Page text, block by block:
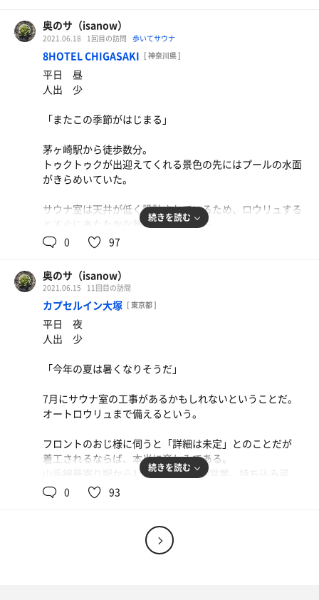
笑顔で帰っていく先で、あるいは笑顔で入ってくる前に
「朝日湯」があったことのつながりを感じずにはいられな
い。
交換する。不思議な動線に思えるが、それもここだけでの
景色だ。
誰にも出会わない。カプセルゾーンはしっかりと利用され
ているようだけど。
寝転んでもいい。誰もいないんだから！
梅酒を買ってきていたのを思い出した。
3階の親戚の家にあるようなソファと机のある喫煙所で梅
酒を飲むと、まるで実家みたいだ。
子どものころ、祖母が毎年梅酒を漬けていた。
祖父がおいしそうに飲んでいた。
僕はシワシワになる手前の梅をお酒の中から選抜して、よ
った。
当然ながら祖父によく注意された。当然だ。子どもだった
し、なにより梅酒の味が変わってしまうから。
真夏の入道雲とセミの声を振り切って家に帰ってきた昼下
がり。
祖父母は2階の部屋で涼んでいる。
そっと階段の下から梅酒の瓶を取り出し、梅をつまんで、
噛んだ。「カリッ」と音がした。
階段の中腹に腰掛けながら「好きなんやなあ」と祖母は笑
った。
僕は湯島で梅酒を飲み終えた。瓶の中の梅をかじる。
あの音は聞こえなかった。
歩いた距離 4 km
奥のサ（isanow）
2021.06.18 1回目の訪問 歩いてサウナ
8HOTEL CHIGASAKI [ 神奈川県 ]
平日 昼
人出 少
「またこの季節がはじまる」
茅ヶ崎駅から徒歩数分。
トゥクトゥクが出迎えてくれる景色の先にはプールの水面
がきらめいていた。
サウナ室は天井が低く設計されているため、ロウリュする
とすぐにあたたかな熱が包んでくれる。
大きく取られた窓の向こうにはプールがまた、きらめいて
水着を着たカップルがたゆたっていた。
女の子を後ろからハグし、プールを散歩していた。女の子
の脚はまるで水草のように揺れていた。
僕は火照ったラドルを手にし、そっとロウリュする。跳ね
る水。立ちのぼる蒸気。流れ落ちる汗。窓の向こうから聞
奪われないもののひとつだ。
続きを読む
0 97
奥のサ（isanow）
2021.06.15 11回目の訪問
カプセルイン大塚 [ 東京都 ]
平日 夜
人出 少
「今年の夏は暑くなりそうだ」
7月にサウナ室の工事があるかもしれないということだ。
オートロウリュまで備えるという。
フロントのおじ様に伺うと「詳細は未定」とのことだが
着工されるならば、本当に楽しみである。
山手線最寄り駅から1分未満。24時間営業。持ち込み可
能。泊まれる。90分1,000円。アメニティ豊富。
上記レベルでさらに「ロウリュ」のある施設をなかなかに
今年の夏は暑くなりそうだ。
続きを読む
0 93